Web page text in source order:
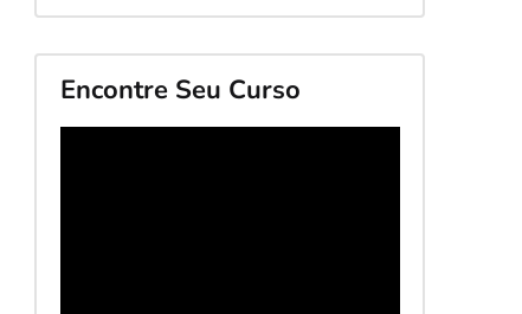
Encontre Seu Curso